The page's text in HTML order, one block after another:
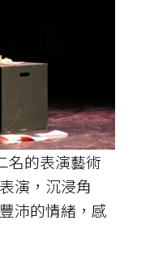
名的表演藝術
演，沉浸角
沛的情緒，感